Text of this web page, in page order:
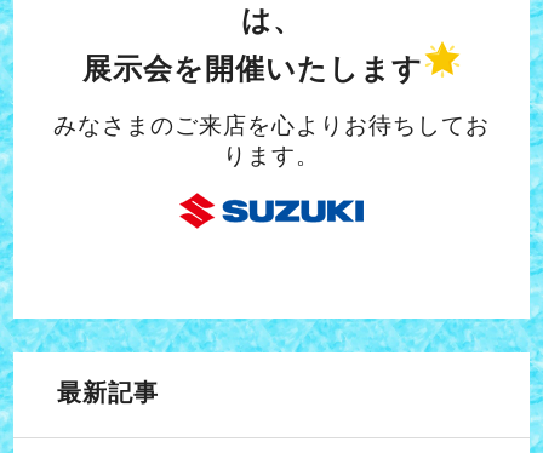
は、
展示会を開催いたします
みなさまのご来店を心よりお待ちしてお
ります。
最新記事